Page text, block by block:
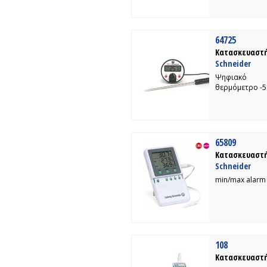
64725
Schneider
Ψηφιακό
θερμόμετρο -
65809
Schneider
min/max
108